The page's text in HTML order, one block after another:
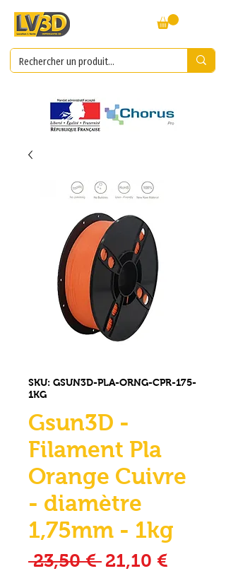
SKU: GSUN3D-PLA-ORNG-CPR-175-
1KG
Gsun3D -
Filament Pla
Orange Cuivre
- diamètre
1,75mm - 1kg
23,50 € Prezzo
21,10 €